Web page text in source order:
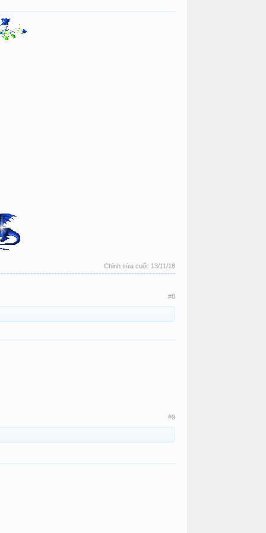
Chỉnh sửa cuối: 13/11/18
#8
#9